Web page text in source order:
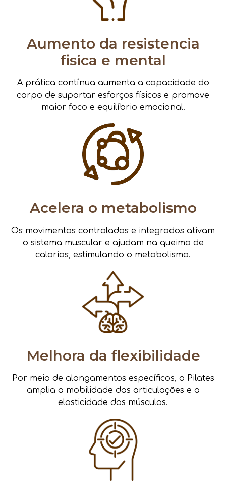
Aumento da resistencia
fisica e mental
A prática contínua aumenta a capacidade do
corpo de suportar esforços físicos e promove
maior foco e equilíbrio emocional.
Acelera o metabolismo
Os movimentos controlados e integrados ativam
o sistema muscular e ajudam na queima de
calorias, estimulando o metabolismo.
Melhora da flexibilidade
Por meio de alongamentos específicos, o Pilates
amplia a mobilidade das articulações e a
elasticidade dos músculos.